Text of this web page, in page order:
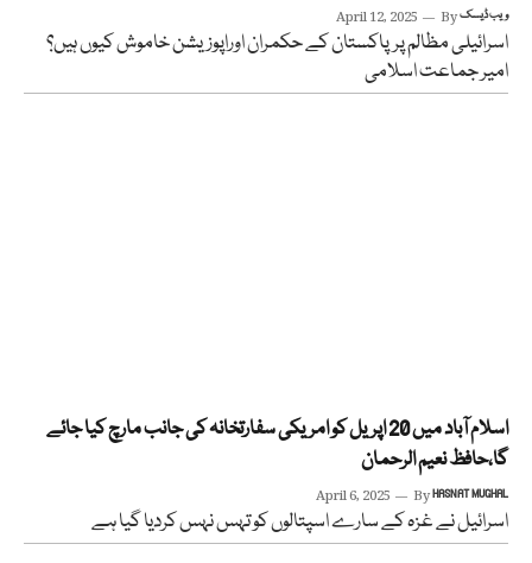
April 12, 2025 Byویب ڈیسک
اسرائیلی مظالم پرپاکستان کے حکمران اوراپوزیشن خاموش کیوں ہیں؟
امیر جماعت اسلامی
اسلام آباد میں 20 اپریل کو امریکی سفارتخانہ کی جانب مارچ کیا جائے
گا،حافظ نعیم الرحمان
April 6, 2025 ByHASNAT MUGHAL
اسرائیل نے غزہ کے سارے اسپتالوں کو تہس نہس کردیا گیا ہے